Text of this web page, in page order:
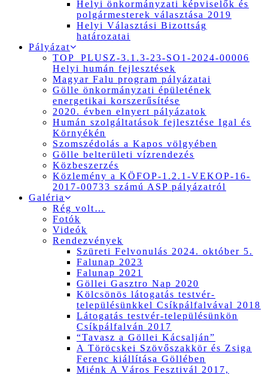
Helyi önkormányzati képviselők és
polgármesterek választása 2019
Helyi Választási Bizottság
határozatai
Pályázat
TOP_PLUSZ-3.1.3-23-SO1-2024-00006
Helyi humán fejlesztések
Magyar Falu program pályázatai
Gölle önkormányzati épületének
energetikai korszerűsítése
2020. évben elnyert pályázatok
Humán szolgáltatások fejlesztése Igal és
Környékén
Szomszédolás a Kapos völgyében
Gölle belterületi vízrendezés
Közbeszerzés
Közlemény a KÖFOP-1.2.1-VEKOP-16-
2017-00733 számú ASP pályázatról
Galéria
Rég volt…
Fotók
Videók
Rendezvények
Szüreti Felvonulás 2024. október 5.
Falunap 2023
Falunap 2021
Göllei Gasztro Nap 2020
Kölcsönös látogatás testvér-
településünkkel Csíkpálfalvával 2018
Látogatás testvér-településünkön
Csíkpálfalván 2017
“Tavasz a Göllei Kácsalján”
A Töröcskei Szövőszakkör és Zsiga
Ferenc kiállítása Göllében
Miénk A Város Fesztivál 2017,